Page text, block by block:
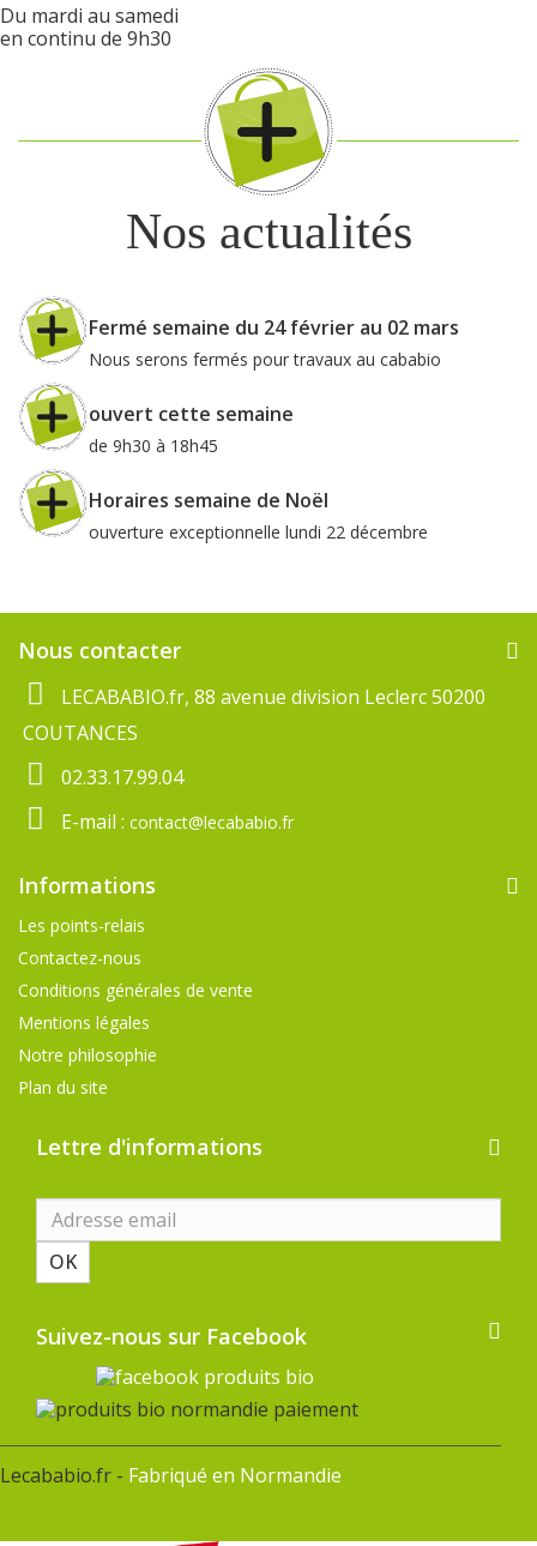
Du mardi au samedi
en continu de 9h30
Nos actualités
Fermé semaine du 24 février au 02 mars
Nous serons fermés pour travaux au cababio
ouvert cette semaine
de 9h30 à 18h45
Horaires semaine de Noël
ouverture exceptionnelle lundi 22 décembre
Nous contacter
LECABABIO.fr, 88 avenue division Leclerc 50200
COUTANCES
02.33.17.99.04
E-mail : contact@lecababio.fr
Informations
Les points-relais
Contactez-nous
Conditions générales de vente
Mentions légales
Notre philosophie
Plan du site
Lecababio.fr - Fabriqué en Normandie
Lettre d'informations
OK
Suivez-nous sur Facebook